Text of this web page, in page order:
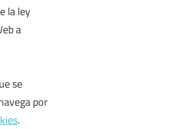
la ley
a
se
por
.